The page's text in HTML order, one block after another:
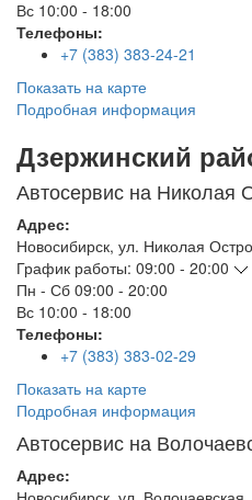
Вс 10:00 - 18:00
Телефоны:
+7 (383) 383-24-21
Показать на карте
Подробная информация
Дзержинский
Автосервис на Николая
Адрес:
Новосибирск, ул. Николая
График работы: 09:00 - 20:00
Пн - Сб 09:00 - 20:00
Вс 10:00 - 18:00
Телефоны:
+7 (383) 383-02-29
Показать на карте
Подробная информация
Автосервис на
Адрес: